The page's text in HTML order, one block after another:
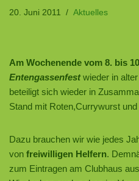
20. Juni 2011 Aktuelles
Am Wochenende vom 8. bis
Entengassenfestwieder in
beteiligt sich wieder in
Stand mit Roten,Currywurst
Dazu brauchen wir wie jedes
von freiwilligen Helfern.
zum Eintragen am Clubhaus